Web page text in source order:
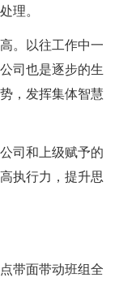
理。
。以往工作中一
司也是逐步的生
，发挥集体智慧
司和上级赋予的
执行力，提升思
带面带动班组全